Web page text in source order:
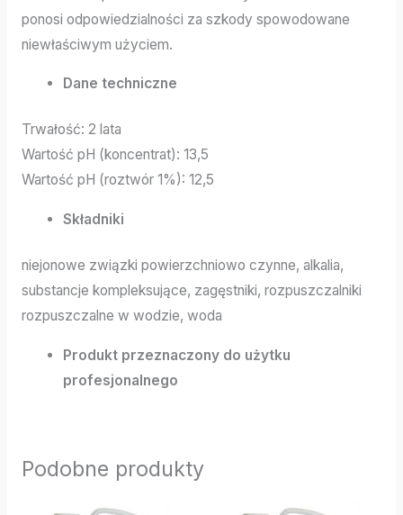
ponosi odpowiedzialności za szkody spowodowane
niewłaściwym użyciem.
Dane techniczne
Trwałość: 2 lata
Wartość pH (koncentrat): 13,5
Wartość pH (roztwór 1%): 12,5
Składniki
niejonowe związki powierzchniowo czynne, alkalia,
substancje kompleksujące, zagęstniki, rozpuszczalniki
rozpuszczalne w wodzie, woda
Produkt przeznaczony do użytku
profesjonalnego
Podobne produkty